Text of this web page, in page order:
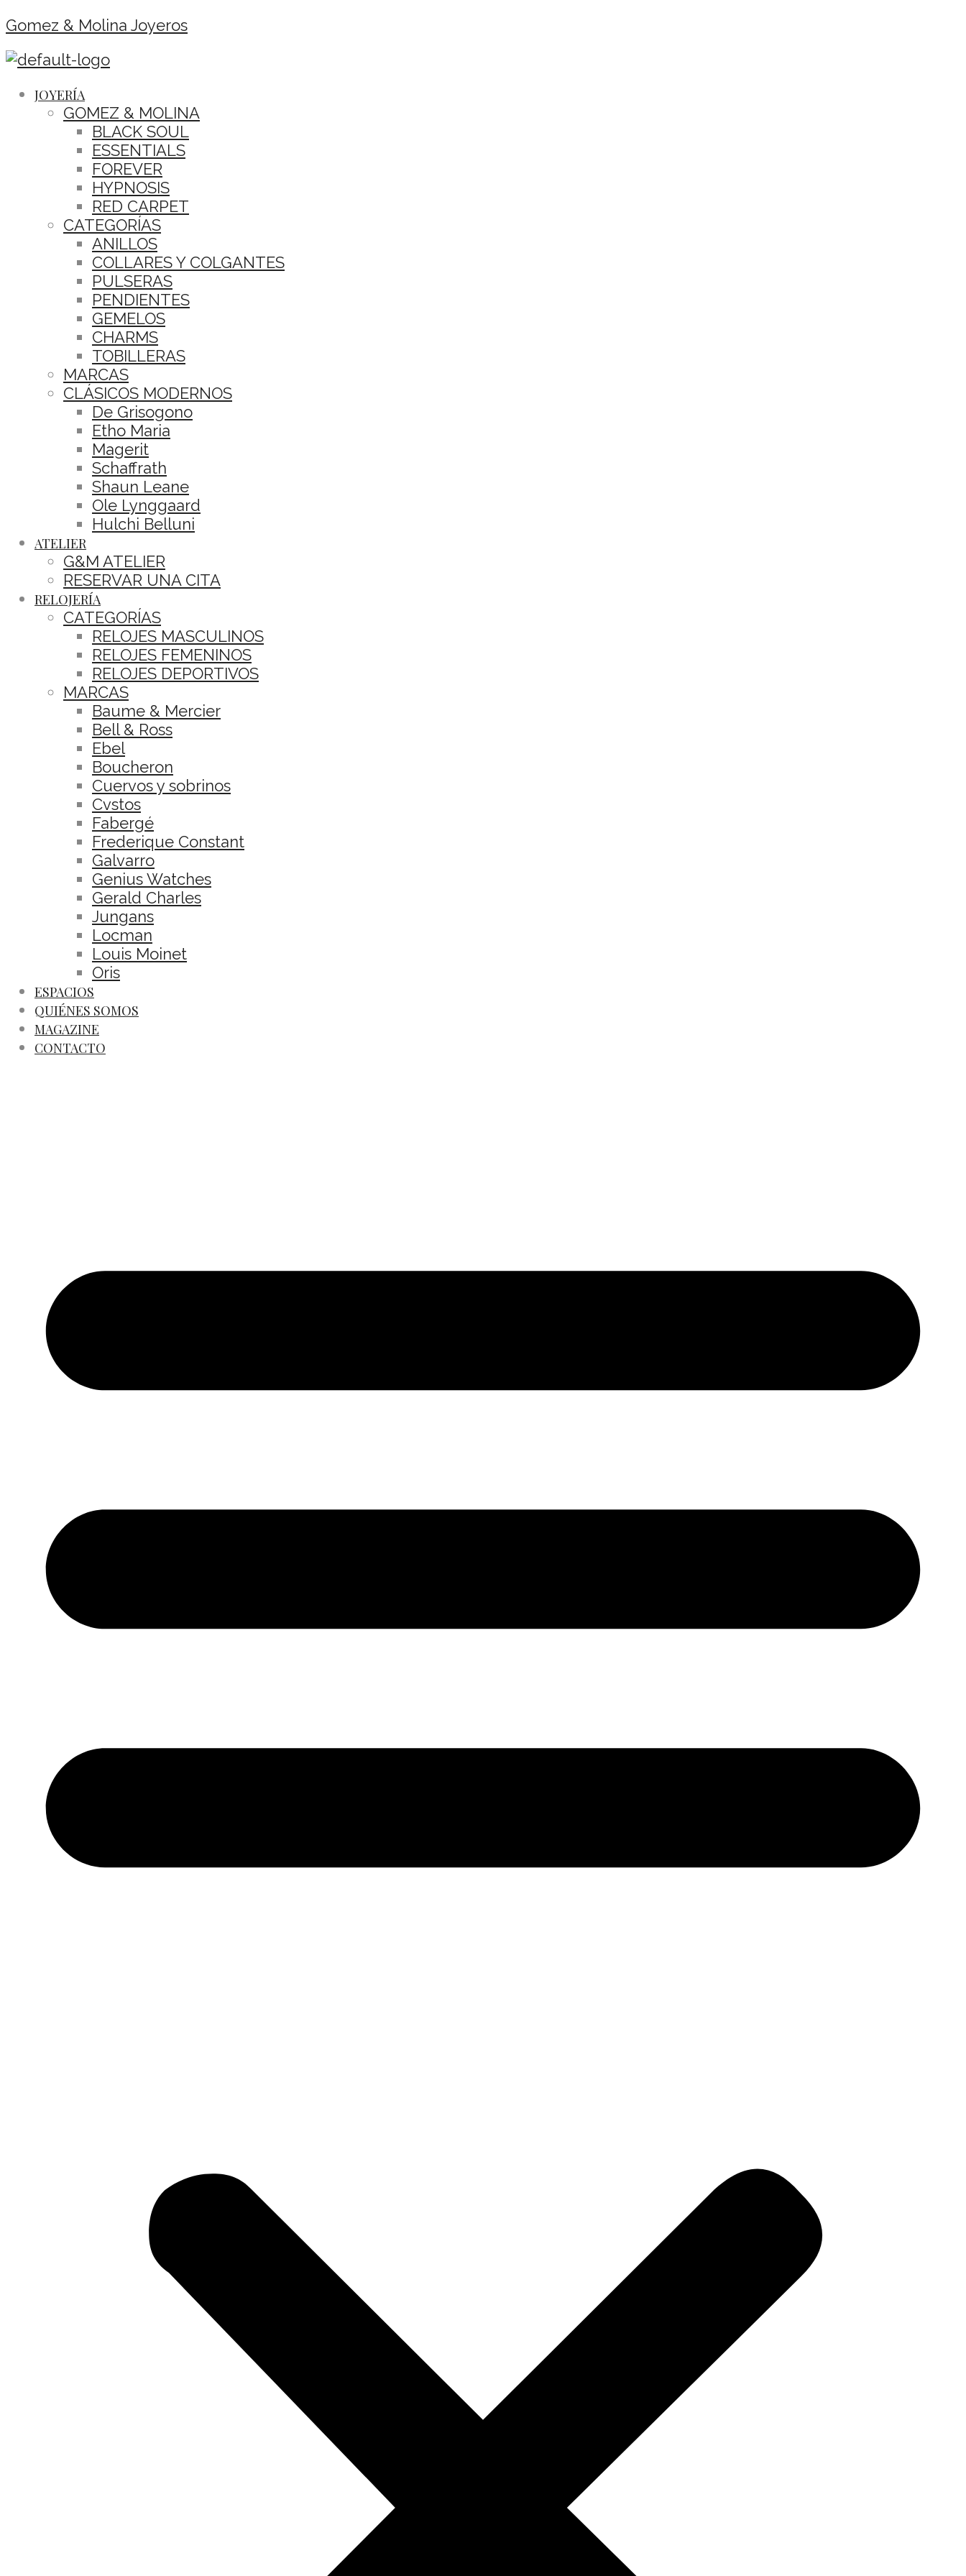
Gomez & Molina Joyeros
JOYERÍA
GOMEZ & MOLINA
BLACK SOUL
ESSENTIALS
FOREVER
HYPNOSIS
RED CARPET
CATEGORÍAS
ANILLOS
COLLARES Y COLGANTES
PULSERAS
PENDIENTES
GEMELOS
CHARMS
TOBILLERAS
MARCAS
CLÁSICOS MODERNOS
De Grisogono
Etho Maria
Magerit
Schaffrath
Shaun Leane
Ole Lynggaard
Hulchi Belluni
ATELIER
G&M ATELIER
RESERVAR UNA CITA
RELOJERÍA
CATEGORÍAS
RELOJES MASCULINOS
RELOJES FEMENINOS
RELOJES DEPORTIVOS
MARCAS
Baume & Mercier
Bell & Ross
Ebel
Boucheron
Cuervos y sobrinos
Cvstos
Fabergé
Frederique Constant
Galvarro
Genius Watches
Gerald Charles
Jungans
Locman
Louis Moinet
Oris
ESPACIOS
QUIÉNES SOMOS
MAGAZINE
CONTACTO